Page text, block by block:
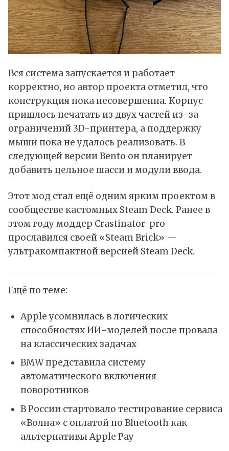
Вся система запускается и работает
корректно, но автор проекта отметил, что
конструкция пока несовершенна. Корпус
пришлось печатать из двух частей из-за
ограничений 3D-принтера, а поддержку
мыши пока не удалось реализовать. В
следующей версии Bento он планирует
добавить цельное шасси и модули ввода.
Этот мод стал ещё одним ярким проектом в
сообществе кастомных Steam Deck. Ранее в
этом году моддер Crastinator-pro
прославился своей «Steam Brick» —
ультракомпактной версией Steam Deck.
Ещё по теме:
Apple усомнилась в логических
способностях ИИ-моделей после провала
на классических задачах
BMW представила систему
автоматического включения
поворотников
В России стартовало тестирование сервиса
«Волна» с оплатой по Bluetooth как
альтернативы Apple Pay